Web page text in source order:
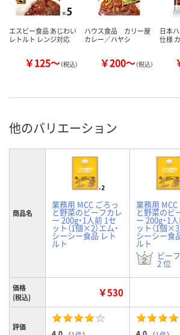
エスビー食品 あじわい
レトルト レンジ対応
￥125～（税込）
ハウス食品 カリー屋
カレー／ハヤシ
￥200～（税込）
日本
仕様
他のバリエーション
商品名
業務用 MCC ごろっ
と野菜のビーフカレ
ー 200g・1人前 1セ
ット（1個×2）エム・
シーシー食品 レト
ルト
業務用 MCC
と野菜のビ
ー 200g・1
ット（1個×3
シーシー食
ルト
ビー
2 位
価格
(税込)
￥530
評価